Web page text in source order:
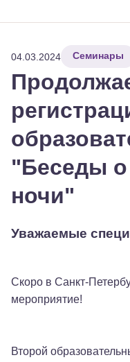
Шрифт - +
О центре
Услуги
Интенсивные курсы
Слухоречевая
Настройка
Отзывы
Контакты
Видео
04.03.2024 Семинары
"Беседы
ночи"
Уважаемые
Скоро в Санкт-
мероприятие!
Второй